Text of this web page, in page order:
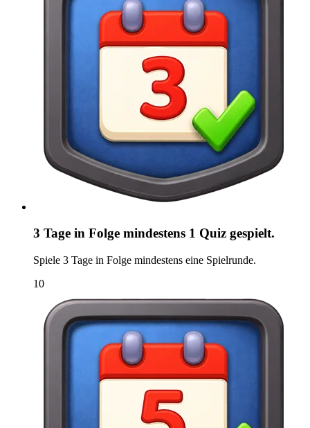
3 Tage in Folge mindestens 1 Quiz gespielt.
Spiele 3 Tage in Folge mindestens eine Spielrunde.
10